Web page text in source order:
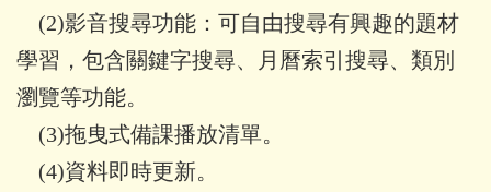
(2)影音搜尋功能：可自由搜尋有興趣的題材
學習，包含關鍵字搜尋、月曆索引搜尋、類別
瀏覽等功能。
(3)拖曳式備課播放清單。
(4)資料即時更新。